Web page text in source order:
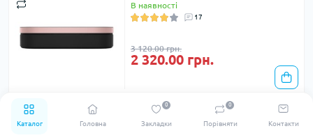
Каталог Головна Закладки
0
Порівняти
0
Контакти
В наявності
17
3 120.00 грн.
2 320.00 грн.